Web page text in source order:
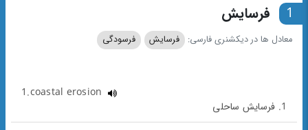
1 فرسایش
معادل ها در دیکشنری فارسی: فرسایش فرسودگی
1.coastal erosion
1. فرسایش ساحلی